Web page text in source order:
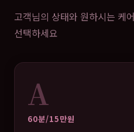
고객님의 상태와 원하시는 케
선택하세요
A
60분/15만원